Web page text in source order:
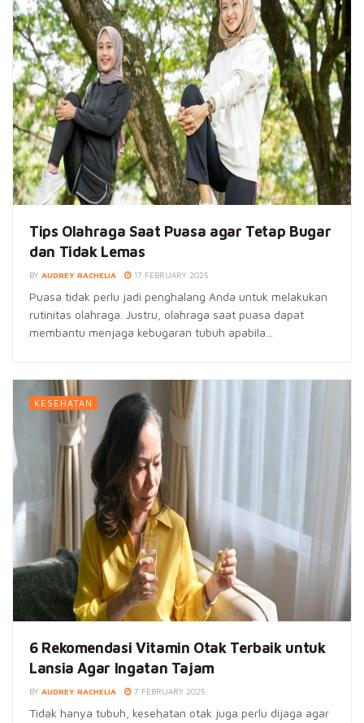
Tips Olahraga Saat Puasa agar Tetap Bugar
dan Tidak Lemas
BY AUDREY RACHELIA 17 FEBRUARY 2025
Puasa tidak perlu jadi penghalang Anda untuk melakukan
rutinitas olahraga. Justru, olahraga saat puasa dapat
membantu menjaga kebugaran tubuh apabila...
KESEHATAN
6 Rekomendasi Vitamin Otak Terbaik untuk
Lansia Agar Ingatan Tajam
BY AUDREY RACHELIA 7 FEBRUARY 2025
Tidak hanya tubuh, kesehatan otak juga perlu dijaga agar